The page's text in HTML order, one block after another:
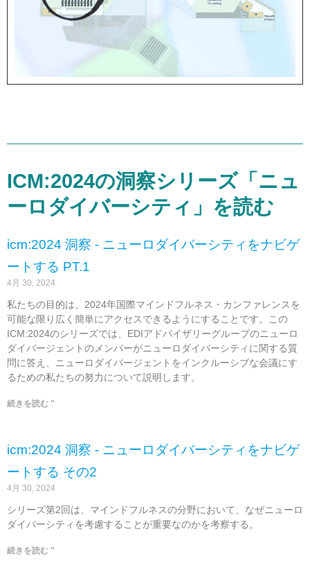
ICM:2024の洞察シリーズ「ニュ
ーロダイバーシティ」を読む
icm:2024 洞察 - ニューロダイバーシティをナビゲ
ートする PT.1
4月 30, 2024
私たちの目的は、2024年国際マインドフルネス・カンファレンスを
可能な限り広く簡単にアクセスできるようにすることです。この
ICM:2024のシリーズでは、EDIアドバイザリーグループのニューロ
ダイバージェントのメンバーがニューロダイバーシティに関する質
問に答え、ニューロダイバージェントをインクルーシブな会議にす
るための私たちの努力について説明します。
続きを読む "
icm:2024 洞察 - ニューロダイバーシティをナビゲ
ートする その2
4月 30, 2024
シリーズ第2回は、マインドフルネスの分野において、なぜニューロ
ダイバーシティを考慮することが重要なのかを考察する。
続きを読む "